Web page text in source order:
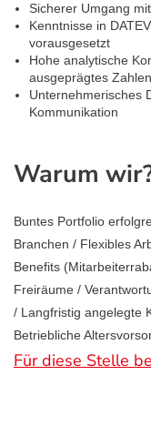
Sicherer Umgang
Kenntnisse in
vorausgesetzt
Hohe analytische
ausgeprägtes
Unternehmerisches
Kommunikation
Warum
Buntes Portfolio
Branchen / Flexibles
Benefits
Freiräume /
/ Langfristig angelegte
Betriebliche
Für diese Stelle